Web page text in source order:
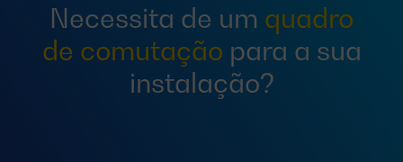
Necessita de um quadro
de comutação para a sua
instalação?